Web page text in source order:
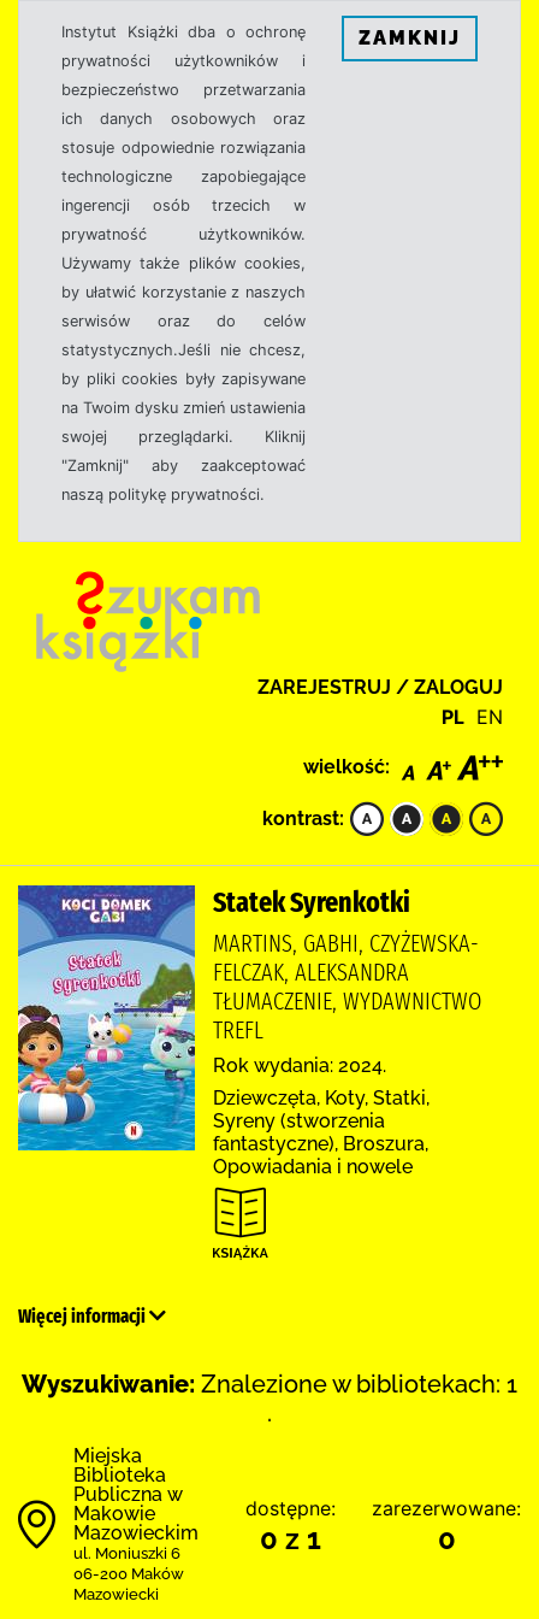
Instytut Książki dba o ochronę
prywatności użytkowników i
bezpieczeństwo przetwarzania
ich danych osobowych oraz
stosuje odpowiednie rozwiązania
technologiczne zapobiegające
ingerencji osób trzecich w
prywatność użytkowników.
Używamy także plików cookies,
by ułatwić korzystanie z naszych
serwisów oraz do celów
statystycznych.Jeśli nie chcesz,
by pliki cookies były zapisywane
na Twoim dysku zmień ustawienia
swojej przeglądarki. Kliknij
"Zamknij" aby zaakceptować
naszą politykę prywatności.
ZAMKNIJ
ZAREJESTRUJ / ZALOGUJ
PL EN
wielkość:
kontrast:
Statek Syrenkotki
MARTINS, GABHI, CZYŻEWSKA-
FELCZAK, ALEKSANDRA
TŁUMACZENIE, WYDAWNICTWO
TREFL
Rok wydania: 2024.
Dziewczęta, Koty, Statki,
Syreny (stworzenia
fantastyczne), Broszura,
Opowiadania i nowele
Więcej informacji
Wyszukiwanie: Znalezione w bibliotekach: 1
.
Miejska
Biblioteka
Publiczna w
Makowie
Mazowieckim
ul. Moniuszki 6
06-200 Maków
Mazowiecki
dostępne:
0 z 1
zarezerwowane:
0